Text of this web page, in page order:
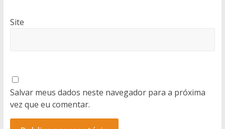
Site
Salvar meus dados neste navegador para a próxima
vez que eu comentar.